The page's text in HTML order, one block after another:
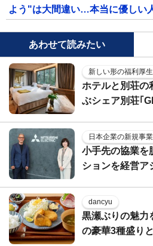
よう"は大間違い…本当に優しい
あわせて読みたい
新しい形の福利厚
ホテルと別荘
ぶシェア別荘｢
日本企業の新規事
小手先の協業を
ションを経営ア
dancyu
黒瀬ぶりの魅力
の豪華3種盛り